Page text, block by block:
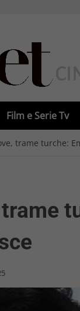
Film e Serie Tv
trame turche: